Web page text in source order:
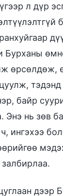
л дүр
Бурханы
өрсөлдөж,
байр
Энэ нь зөв
ингэхээ
дээр